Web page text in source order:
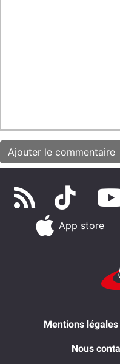
App store
Mentions légales
Nous